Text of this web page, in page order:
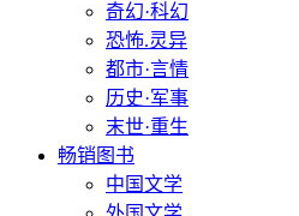
奇幻·科幻
恐怖.灵异
都市·言情
历史·军事
末世·重生
畅销图书
中国文学